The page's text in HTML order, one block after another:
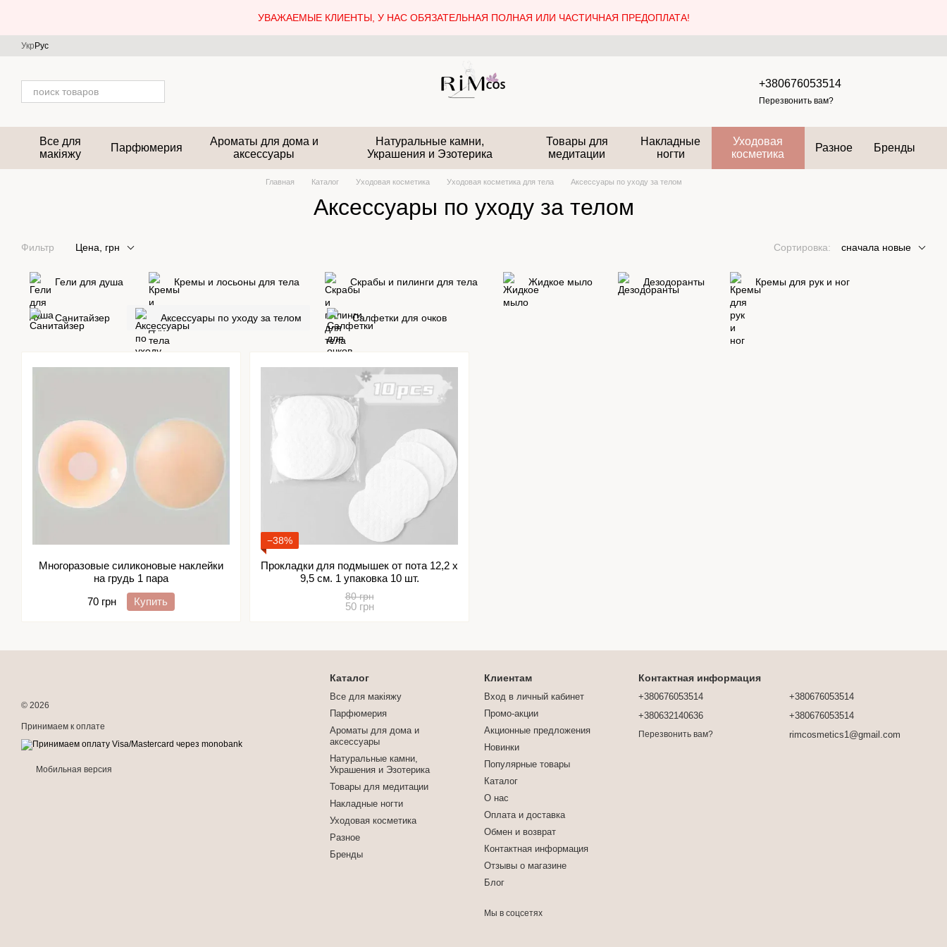
УВАЖАЕМЫЕ КЛИЕНТЫ, У НАС ОБЯЗАТЕЛЬНАЯ ПОЛНАЯ ИЛИ ЧАСТИЧНАЯ ПРЕДОПЛАТА!
Укр Рус
+380676053514
Перезвонить вам?
Все для
макіяжу
Парфюмерия
Ароматы для дома и
аксессуары
Натуральные камни,
Украшения и Эзотерика
Товары для
медитации
Накладные
ногти
Уходовая
косметика
Разное Бренды
Главная Каталог Уходовая косметика Уходовая косметика для тела Аксессуары по уходу за телом
Аксессуары по уходу за телом
Фильтр Цена, грн Сортировка: сначала новые
Гели для душа Кремы и лосьоны для тела Скрабы и пилинги для тела Жидкое мыло Дезодоранты Кремы для рук и ног
Санитайзер Аксессуары по уходу за телом Салфетки для очков
Многоразовые силиконовые наклейки
на грудь 1 пара
70 грн
Купить
−38%
Прокладки для подмышек от пота 12,2 х
9,5 см. 1 упаковка 10 шт.
80 грн
50 грн
© 2026
Принимаем к оплате
Мобильная версия
Каталог
Все для макіяжу
Парфюмерия
Ароматы для дома и
аксессуары
Натуральные камни,
Украшения и Эзотерика
Товары для медитации
Накладные ногти
Уходовая косметика
Разное
Бренды
Клиентам
Вход в личный кабинет
Промо-акции
Акционные предложения
Новинки
Популярные товары
Каталог
О нас
Оплата и доставка
Обмен и возврат
Контактная информация
Отзывы о магазине
Блог
Мы в соцсетях
Контактная информация
+380676053514
+380632140636
Перезвонить вам?
+380676053514
+380676053514
rimcosmetics1@gmail.com